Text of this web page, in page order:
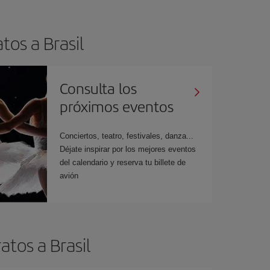
a Brasil
Consulta los
próximos eventos
Conciertos, teatro, festivales, danza...
Déjate inspirar por los mejores eventos
del calendario y reserva tu billete de
avión
a Brasil